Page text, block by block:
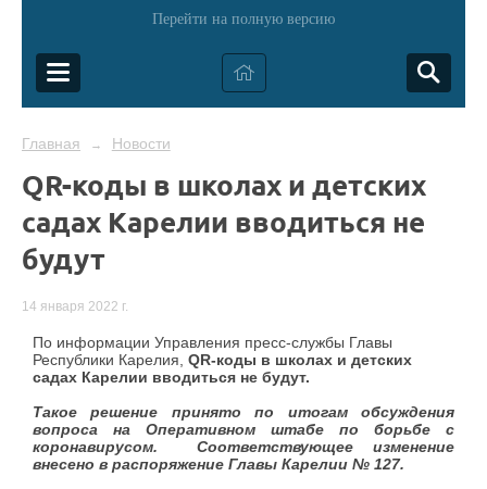
Перейти на полную версию
Главная → Новости
QR-коды в школах и детских
садах Карелии вводиться не
будут
14 января 2022 г.
По информации Управления пресс-службы Главы
Республики Карелия, QR-коды в школах и детских
садах Карелии вводиться не будут.
Такое решение принято по итогам обсуждения
вопроса на Оперативном штабе по борьбе с
коронавирусом. Соответствующее изменение
внесено в распоряжение Главы Карелии № 127.